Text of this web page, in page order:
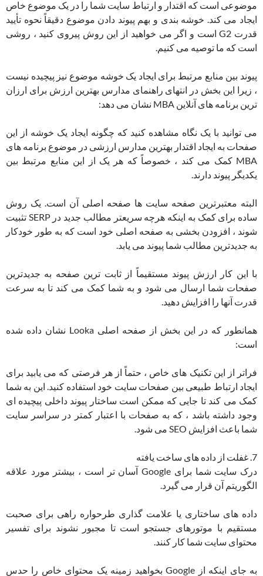
موضوعی است که اقتدار و ارتباط سایت شما را در یک موضوع خاص
ایجاد می کند. خوشه بندی و بهم پیوند دادن موضوع دقیقاً نحوه تأیید
قدرت G2 است و اگر می خواهید از این روش پیروی کنید ، روشی
است که ما توصیه می کنیم.
پیوند بین منابع مرتبط برای ایجاد یک خوشه موضوع نیز پیچیده نیست
، زیرا این بخش در انتهای راهنمای مدارس بهترین ارزش برای ارزان
ترین برنامه های آنلاین MBA نشان می دهد:
می توانید با یک نگاه مشاهده کنید که چگونه ایجاد یک خوشه از این
صفحات به ایجاد اقتدار بهترین مدارس ارزشی در موضوع برنامه های
MBA کمک می کند ، خصوصاً که هر یک از این منابع مرتبط بین
یکدیگر پیوند دارند.
البته معتبرترین صفحه سایت ها صفحه اصلی آن است. یک روش
ساده برای کمک به اینکه هرچه سریعتر مطالب جدید در SERP تثبیت
شوند ، افزودن بخشی به صفحه اصلی خود است که به طور خودکار
به جدیدترین مطالب شما پیوند می یابد.
با این کار ارزش پیوند مستقیماً از ثابت ترین صفحه به جدیدترین
صفحات شما ارسال می شود و به شما کمک می کند تا به سرعت
قدرت آنها را افزایش دهید.
همانطور که در این بخش از صفحه اصلی Looka نشان داده شده
است:
فراتر از این تکنیک های خاص ، حتماً از هر فرصتی که می یابید برای
ایجاد ارتباط طبیعی بین صفحات سایت خود استفاده کنید. این به شما
کمک می کند تا جایی که ممکن است ساختار پیوند داخلی پیچیده ای
وجود داشته باشد ، که به صفحات با اعتبار کمتر در سراسر سایت
شما باعث افزایش SEO می شود.
7. غفلت از داده های ساخت یافته
درک سایت شما برای Google آسان تر است ، بیشتر مورد علاقه
الگوریتم آن قرار می گیرد.
داده های ساختاری یا علامت گذاری طرحواره راهی برای صحبت
مستقیم با موتورهای جستجو است تا مجبور نشوند برای تفسیر
محتوای سایت شما کار کنند.
به جای اینکه از Google بخواهید زمینه یک محتوای خاص را حدس